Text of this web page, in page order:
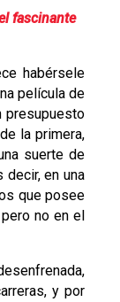
fascinante
habérsele
película de
presupuesto
la primera,
suerte de
decir, en una
que posee
no en el
y por